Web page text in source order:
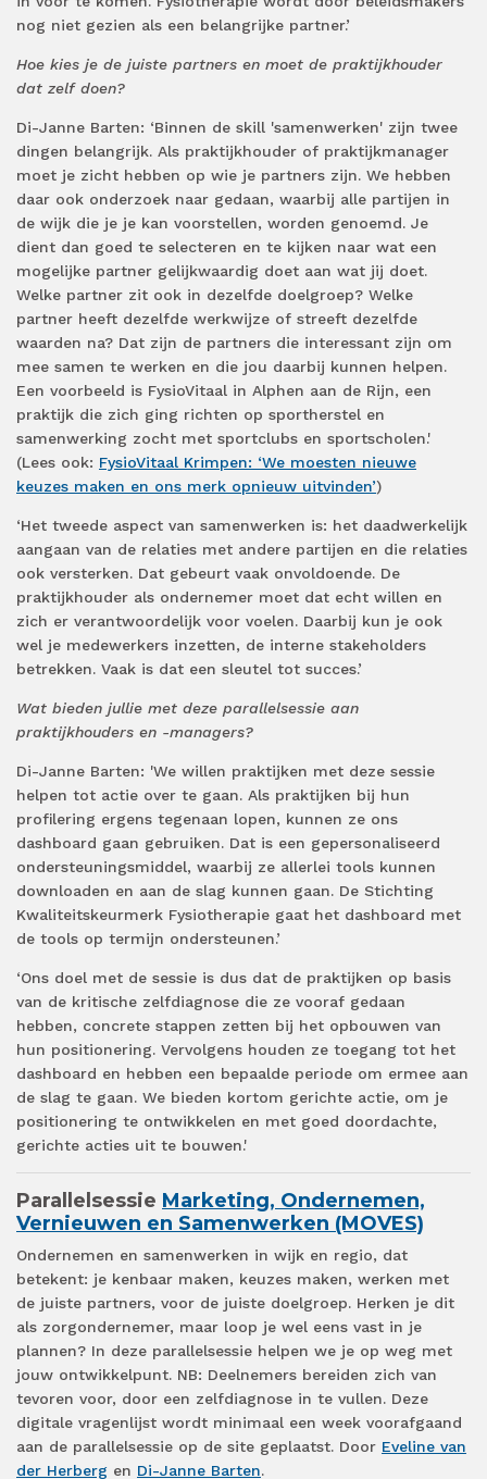
nog niet gezien als een belangrijke partner.’
Hoe kies je de juiste partners en moet de praktijkhouder
dat zelf doen?
Di-Janne Barten: ‘Binnen de skill 'samenwerken' zijn twee
dingen belangrijk. Als praktijkhouder of praktijkmanager
moet je zicht hebben op wie je partners zijn. We hebben
daar ook onderzoek naar gedaan, waarbij alle partijen in
de wijk die je je kan voorstellen, worden genoemd. Je
dient dan goed te selecteren en te kijken naar wat een
mogelijke partner gelijkwaardig doet aan wat jij doet.
Welke partner zit ook in dezelfde doelgroep? Welke
partner heeft dezelfde werkwijze of streeft dezelfde
waarden na? Dat zijn de partners die interessant zijn om
mee samen te werken en die jou daarbij kunnen helpen.
Een voorbeeld is FysioVitaal in Alphen aan de Rijn, een
praktijk die zich ging richten op sportherstel en
samenwerking zocht met sportclubs en sportscholen.'
(Lees ook: FysioVitaal Krimpen: ‘We moesten nieuwe
keuzes maken en ons merk opnieuw uitvinden’)
‘Het tweede aspect van samenwerken is: het daadwerkelijk
aangaan van de relaties met andere partijen en die relaties
ook versterken. Dat gebeurt vaak onvoldoende. De
praktijkhouder als ondernemer moet dat echt willen en
zich er verantwoordelijk voor voelen. Daarbij kun je ook
wel je medewerkers inzetten, de interne stakeholders
betrekken. Vaak is dat een sleutel tot succes.’
Wat bieden jullie met deze parallelsessie aan
praktijkhouders en -managers?
Di-Janne Barten: 'We willen praktijken met deze sessie
helpen tot actie over te gaan. Als praktijken bij hun
profilering ergens tegenaan lopen, kunnen ze ons
dashboard gaan gebruiken. Dat is een gepersonaliseerd
ondersteuningsmiddel, waarbij ze allerlei tools kunnen
downloaden en aan de slag kunnen gaan. De Stichting
Kwaliteitskeurmerk Fysiotherapie gaat het dashboard met
de tools op termijn ondersteunen.’
‘Ons doel met de sessie is dus dat de praktijken op basis
van de kritische zelfdiagnose die ze vooraf gedaan
hebben, concrete stappen zetten bij het opbouwen van
hun positionering. Vervolgens houden ze toegang tot het
dashboard en hebben een bepaalde periode om ermee aan
de slag te gaan. We bieden kortom gerichte actie, om je
positionering te ontwikkelen en met goed doordachte,
gerichte acties uit te bouwen.'
Parallelsessie Marketing, Ondernemen,
Vernieuwen en Samenwerken (MOVES)
Ondernemen en samenwerken in wijk en regio, dat
betekent: je kenbaar maken, keuzes maken, werken met
de juiste partners, voor de juiste doelgroep. Herken je dit
als zorgondernemer, maar loop je wel eens vast in je
plannen? In deze parallelsessie helpen we je op weg met
jouw ontwikkelpunt. NB: Deelnemers bereiden zich van
tevoren voor, door een zelfdiagnose in te vullen. Deze
digitale vragenlijst wordt minimaal een week voorafgaand
aan de parallelsessie op de site geplaatst. Door Eveline van
der Herberg en Di-Janne Barten.